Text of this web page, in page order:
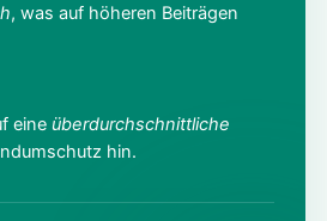
, was auf höheren Beiträgen
eine überdurchschnittliche
hin.